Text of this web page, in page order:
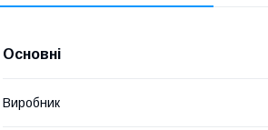
Основні
Виробник